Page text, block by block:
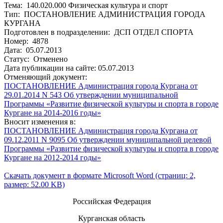
Тема: 140.020.000 Физическая культура и спорт
Тип: ПОСТАНОВЛЕНИЕ АДМИНИСТРАЦИЯ ГОРОДА
КУРГАНА
Подготовлен в подразделении: ДСП ОТДЕЛ СПОРТА
Номер: 4878
Дата: 05.07.2013
Статус: Отменено
Дата публикации на сайте: 05.07.2013
Отменяющий документ:
ПОСТАНОВЛЕНИЕ Администрация города Кургана от
29.01.2014 N 543 Об утверждении муниципальной
Программы «Развитие физической культуры и спорта в городе
Кургане на 2014-2016 годы»
Вносит изменения в:
ПОСТАНОВЛЕНИЕ Администрация города Кургана от
09.12.2011 N 9095 Об утверждении муниципальной целевой
Программы «Развитие физической культуры и спорта в городе
Кургане на 2012-2014 годы»
Скачать документ в формате Microsoft Word (страниц: 2,
размер: 52.00 KB)
Российская Федерация
Курганская область